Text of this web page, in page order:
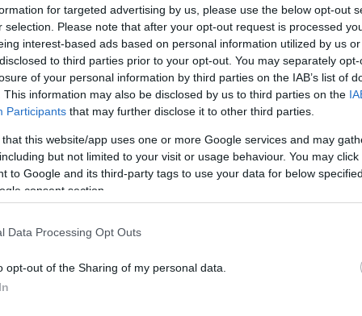
for targeted advertising by us, please use the below opt-out
selection. Please note that after your opt-out request is processed
interest-based ads based on personal information utilized by us
to third parties prior to your opt-out. You may separately
of your personal information by third parties on the IAB’s list of
This information may also be disclosed by us to third parties on the
Participants that may further disclose it to other third parties.
that this website/app uses one or more Google services and may
but not limited to your visit or usage behaviour. You may
to Google and its third-party tags to use your data for below
consent section.
Data Processing Opt Outs
opt-out of the Sharing of my personal data.
πρόσφατα αποτελέσματα της IDC για το
φορά τηνπρώτη θέση στην αγορά
κατέγραψεεντυπωσιακό μερίδιο ρεκόρ σε
– Μάρτιος 2026).